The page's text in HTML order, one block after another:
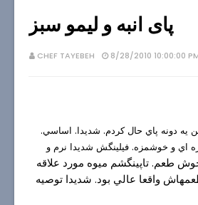
پای انبه و لیمو سبز
CHEF TAYEBEH 8/28/2010 10:00:00
يه دونه پاي حال كردم. شديدا. اساسي.
اي و خوشمزه. فيلينگش شديدا نرم و
طعم. تاپينگشم ميوه مورد علاقه
واقعا عالي بود. شديدا توصيه